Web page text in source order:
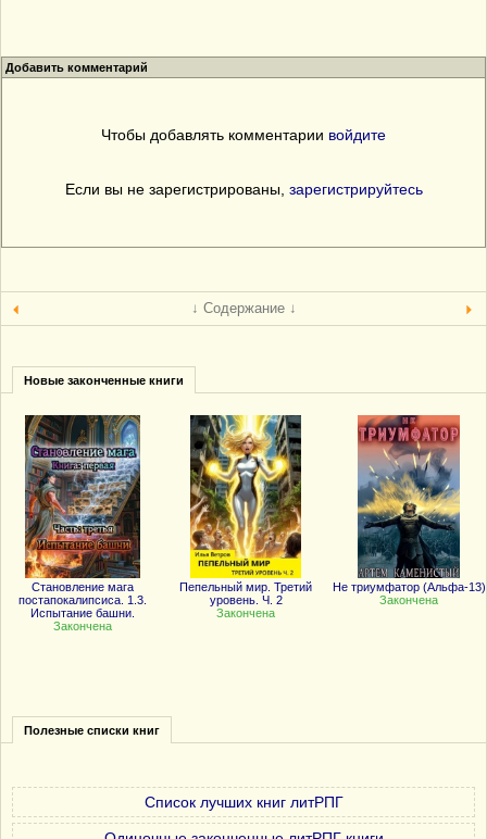
Добавить комментарий
Чтобы добавлять комментарии войдите
Если вы не зарегистрированы, зарегистрируйтесь
↓ Содержание ↓
Новые законченные книги
Становление мага
постапокалипсиса. 1.3.
Испытание башни.
Закончена
Пепельный мир. Третий
уровень. Ч. 2
Закончена
Не триумфатор (Альфа-13)
Закончена
Полезные списки книг
Список лучших книг литРПГ